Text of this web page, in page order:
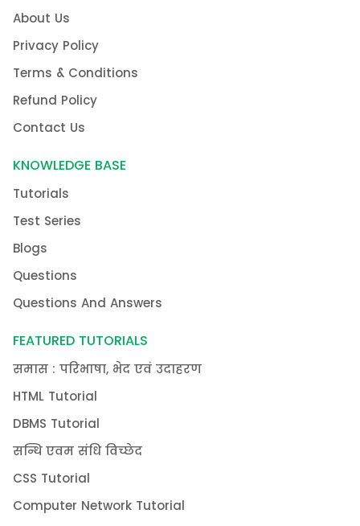
About Us
Privacy Policy
Terms & Conditions
Refund Policy
Contact Us
KNOWLEDGE BASE
Tutorials
Test Series
Blogs
Questions
Questions And Answers
FEATURED TUTORIALS
समास : परिभाषा, भेद एवं उदाहरण
HTML Tutorial
DBMS Tutorial
सन्धि एवम संधि विच्छेद
CSS Tutorial
Computer Network Tutorial